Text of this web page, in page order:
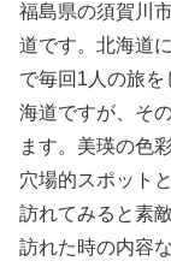
福島県の須賀川
道です。北海道
で毎回1人の旅
海道ですが、そ
ます。美瑛の色
穴場的スポット
訪れてみると素
訪れた時の内容